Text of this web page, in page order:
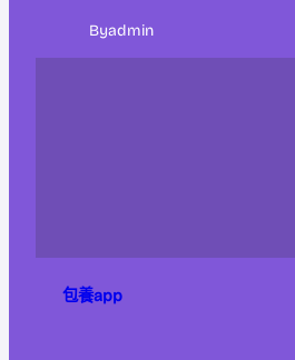
Byadmin
包養app